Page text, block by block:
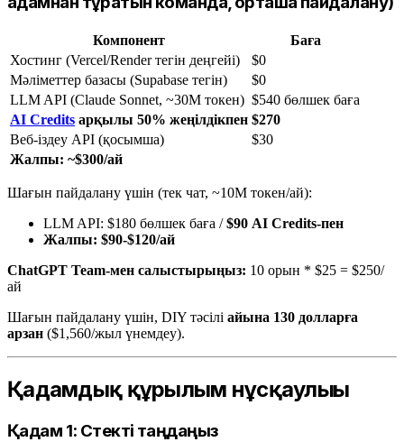
Компонент
Баға
Хостинг (Vercel/Render тегін деңгейі)
$0
Мәліметтер базасы (Supabase тегін)
$0
LLM API (Claude Sonnet, ~30M токен) $540 бөлшек баға
AI Credits арқылы 50% жеңілдікпен $270
Веб-іздеу API (қосымша)
$30
Жалпы: ~$300/ай
Шағын пайдалану үшін (тек чат, ~10M токен/ай):
LLM API: $180 бөлшек баға /$90 AI Credits-пен
Жалпы: $90-$120/ай
ChatGPT Team-мен салыстырыңыз: 10 орын * $25 = $250/
ай
Шағын пайдалану үшін, DIY тәсілі айына 130 долларға
арзан ($1,560/жыл үнемдеу).
Қадамдық құрылым нұсқаулығы
Қадам 1: Стекті таңдаңыз